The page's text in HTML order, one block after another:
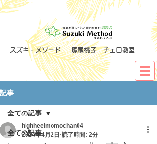
​スズキ・メソード 塚尾桃子 チェロ教室
記事
全ての記事
全ての記事
highheelmomochan04
2024年4月2日 読了時間: 2分